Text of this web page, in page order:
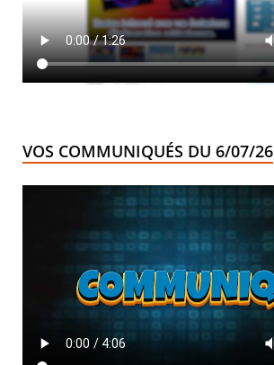
VOS COMMUNIQUÉS DU 6/07/26